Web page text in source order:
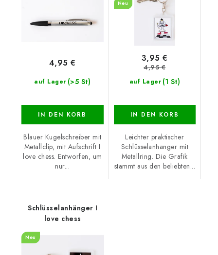
auf Lager (>5 St)
4,95 €
IN DEN KORB
Blauer Kugelschreiber mit
Metallclip, mit Aufschrift I
love chess. Entworfen, um
nur...
Neu
auf Lager (1 St)
3,95 €
4,95 €
IN DEN KORB
Leichter praktischer
Schlüsselanhänger mit
Metallring. Die Grafik
stammt aus den beliebten...
Schlüsselanhänger I
love chess
Neu